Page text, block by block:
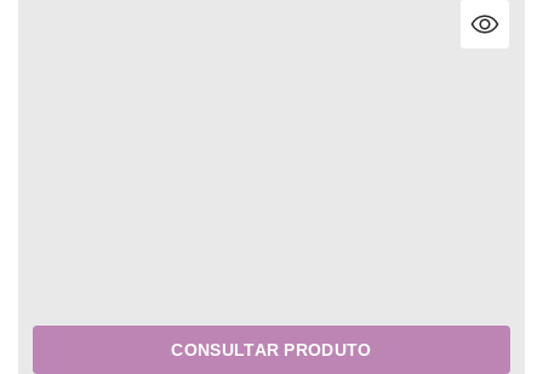
CONSULTAR PRODUTO